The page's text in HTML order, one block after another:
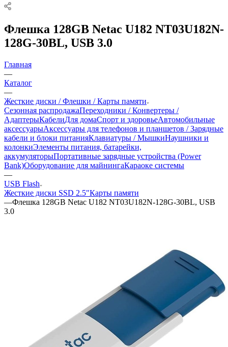
Флешка 128GB Netac U182 NT03U182N-
128G-30BL, USB 3.0
Главная
—
Каталог
—
Жесткие диски / Флешки / Карты памяти
Сезонная распродажаПереходники / Конвертеры /
АдаптерыКабелиДля домаСпорт и здоровьеАвтомобильные
аксессуарыАксессуары для телефонов и планшетов / Зарядные
кабели и блоки питанияКлавиатуры / МышкиНаушники и
колонкиЭлементы питания, батарейки,
аккумуляторыПортативные зарядные устройства (Power
Bank)Оборудование для майнингаКараоке системы
—
USB Flash
Жесткие диски SSD 2.5"Карты памяти
—Флешка 128GB Netac U182 NT03U182N-128G-30BL, USB
3.0